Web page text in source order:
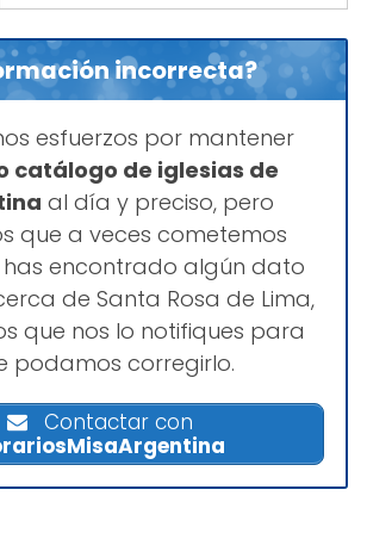
incorrecta?
esfuerzos por mantener
catálogo de iglesias de
al día y preciso, pero
que a veces cometemos
has encontrado algún dato
de Santa Rosa de Lima,
que nos lo notifiques para
podamos corregirlo.
Contactar con